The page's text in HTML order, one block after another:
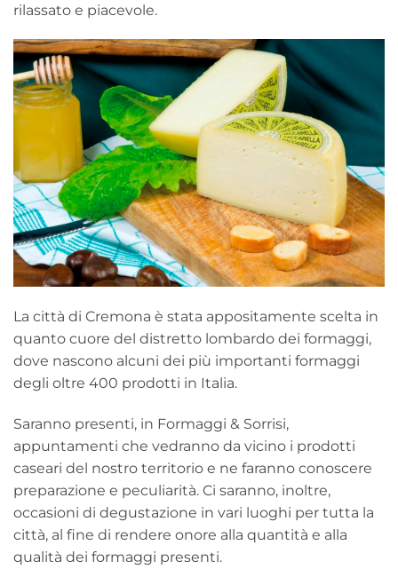
rilassato e piacevole.
La città di Cremona è stata appositamente scelta in
quanto cuore del distretto lombardo dei formaggi,
dove nascono alcuni dei più importanti formaggi
degli oltre 400 prodotti in Italia.
Saranno presenti, in Formaggi & Sorrisi,
appuntamenti che vedranno da vicino i prodotti
caseari del nostro territorio e ne faranno conoscere
preparazione e peculiarità. Ci saranno, inoltre,
occasioni di degustazione in vari luoghi per tutta la
città, al fine di rendere onore alla quantità e alla
qualità dei formaggi presenti.